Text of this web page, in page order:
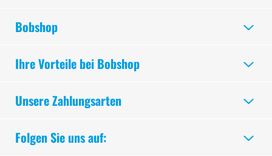
Bobshop
Ihre Vorteile bei Bobshop
Unsere Zahlungsarten
Folgen Sie uns auf: